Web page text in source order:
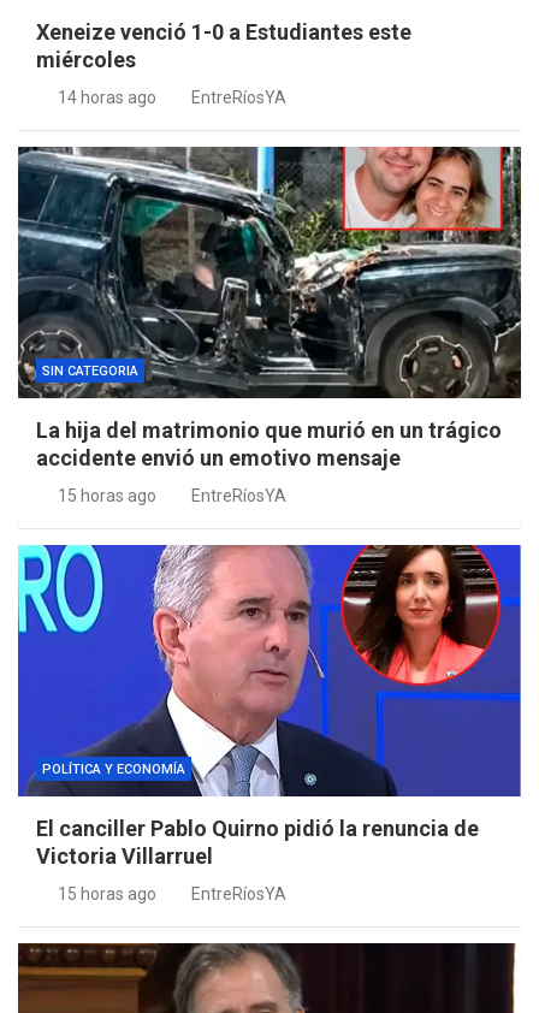
Xeneize venció 1-0 a Estudiantes este
miércoles
14 horas ago EntreRíosYA
SIN CATEGORIA
La hija del matrimonio que murió en un trágico
accidente envió un emotivo mensaje
15 horas ago EntreRíosYA
POLÍTICA Y ECONOMÍA
El canciller Pablo Quirno pidió la renuncia de
Victoria Villarruel
15 horas ago EntreRíosYA